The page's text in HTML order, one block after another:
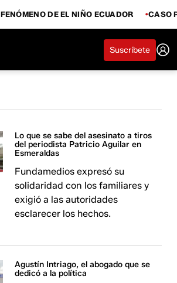
FENÓMENO DE EL NIÑO ECUADOR CASO
Suscríbete
Lo que se sabe del asesinato a tiros
del periodista Patricio Aguilar en
Esmeraldas
Fundamedios expresó su
solidaridad con los familiares y
exigió a las autoridades
esclarecer los hechos.
Agustín Intriago, el abogado que se
dedicó a la política